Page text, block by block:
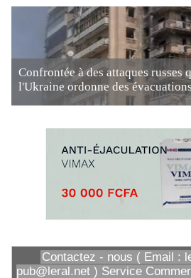
Confrontée à des attaques russes
l'Ukraine ordonne des
Contactez - nous ( Email :
pub@leral.net ) Service